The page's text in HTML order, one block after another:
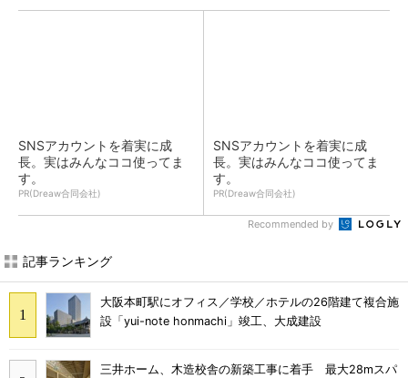
SNSアカウントを着実に成
長。実はみんなココ使ってま
す。
PR(Dreaw合同会社)
SNSアカウントを着実に成
長。実はみんなココ使ってま
す。
PR(Dreaw合同会社)
Recommended by
記事ランキング
大阪本町駅にオフィス／学校／ホテルの26階建て複合施
設「yui-note honmachi」竣工、大成建設
三井ホーム、木造校舎の新築工事に着手 最大28mスパ